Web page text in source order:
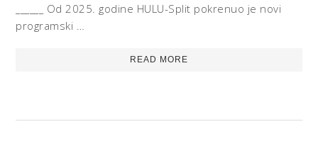
______ Od 2025. godine HULU-Split pokrenuo je novi
programski …
READ MORE